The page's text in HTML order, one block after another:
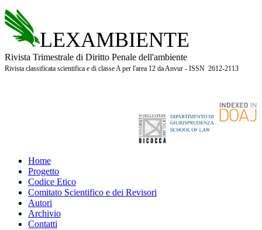
LEXAMBIENTE
Rivista Trimestrale di Diritto Penale dell'ambiente
Rivista classificata scientifica e di classe A per l'area 12 da Anvur - ISSN 2612-2113
Home
Progetto
Codice Etico
Comitato Scientifico e dei Revisori
Autori
Archivio
Contatti